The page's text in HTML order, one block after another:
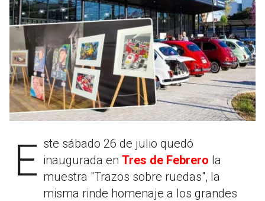
Este sábado 26 de julio quedó inaugurada en Tres de Febrero la
muestra "Trazos sobre ruedas", la
misma rinde homenaje a los grandes